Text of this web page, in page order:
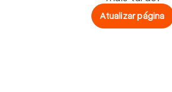
Atualizar página